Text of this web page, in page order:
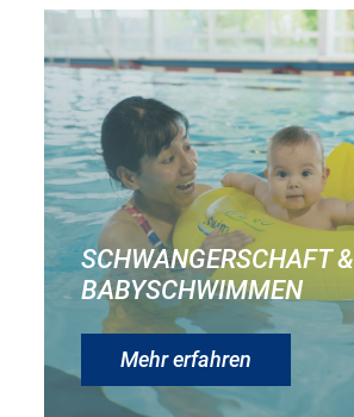
SCHWANGERSCHAFT &
BABYSCHWIMMEN
Mehr erfahren